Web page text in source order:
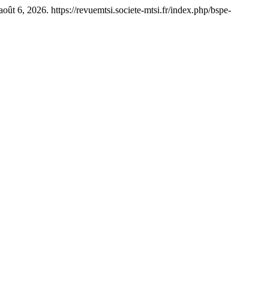
6, 2026. https://revuemtsi.societe-mtsi.fr/index.php/bspe-